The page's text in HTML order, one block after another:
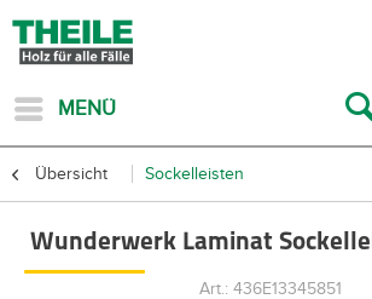
MENÜ
Übersicht Sockelleisten
Wunderwerk Laminat
Art.: 436E13345851